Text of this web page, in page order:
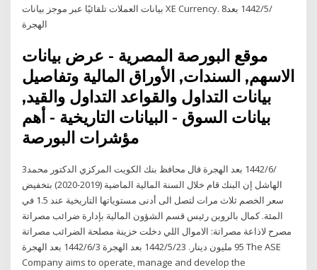
بيانات العملات تلقائيًا عبر موجز بيانات XE Currency. 8‏‏/5‏‏/1442 بعد
الهجرة
موقع البورصة المصرية - عرض بيانات
الاسهم, السندات, الأوراق المالية وتفاصيل
بيانات التداول والقواعد التداول والقيد,
بيانات السوق - البيانات التاريخية - أهم
مؤشرات البورصة
3‏‏/6‏‏/1442 بعد الهجرة قال محافظ بنك الكويت المركزي الدكتور محمد
الهاشل إن البنك قام خلال السنة المالية الماضية (2019-2020) بتخفيض
سعر الخصم ثلاث مرات لتصل الى أدنى مستوياتها التاريخية عند 1.5 في
المئة. كمال بالروين رئيس قسم الشؤون المالية بإدارة ضرائب مصراتة
مصرح لاذاعة مصراتة: الاموال اللي دخلت خزينة مصلحة الضرائب مصراتة
95 مليون دينار. 23‏‏/5‏‏/1442 بعد الهجرة 3‏‏/6‏‏/1442 بعد الهجرة The ASE
Company aims to operate, manage and develop the